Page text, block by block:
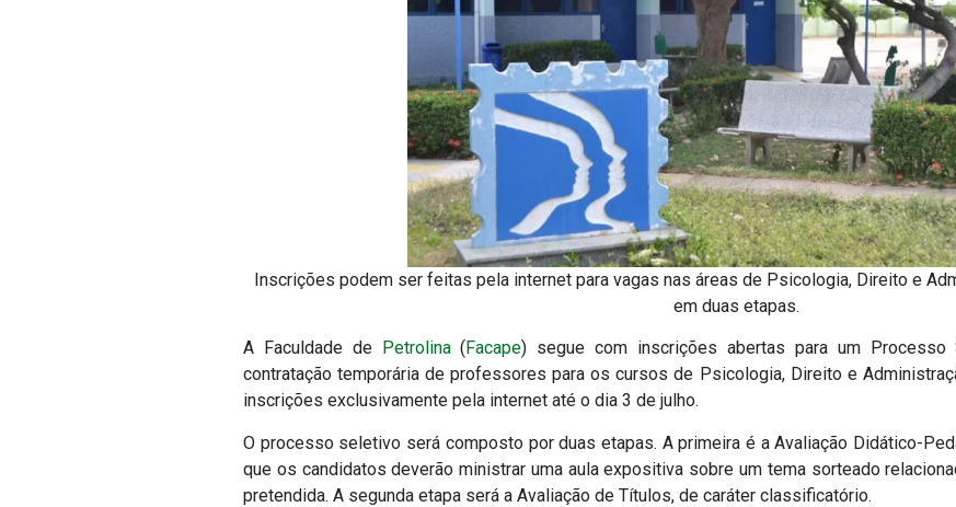
Inscrições podem ser feitas pela internet para vagas nas áreas de Psicologia, Direito e
em duas etapas.
A Faculdade de Petrolina( Facape) segue com inscrições abertas para um Processo
contratação temporária de professores para os cursos de Psicologia, Direito e
inscrições exclusivamente pela internet até o dia 3 de julho.
O processo seletivo será composto por duas etapas. A primeira é a Avaliação Didático-
que os candidatos deverão ministrar uma aula expositiva sobre um tema sorteado
pretendida. A segunda etapa será a Avaliação de Títulos, de caráter classificatório.